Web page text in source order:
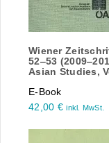
Wiener
52‒53
Asian Studies,
E-Book
42,00 € inkl. MwSt.